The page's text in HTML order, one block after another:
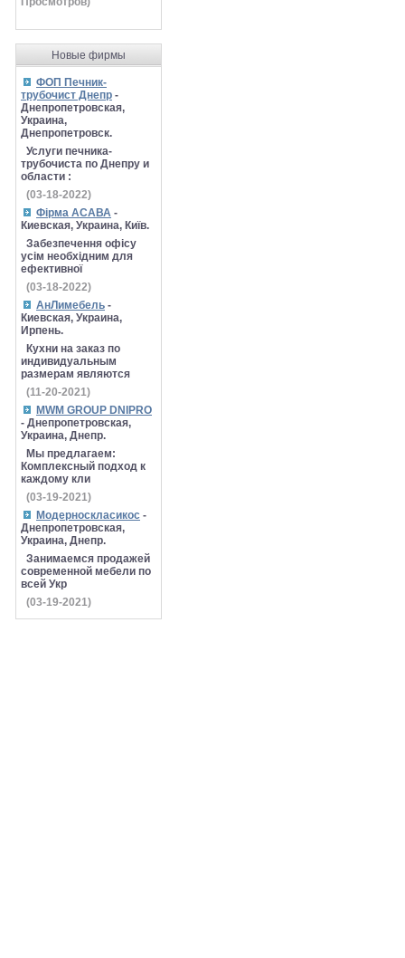
Новые фирмы
ФОП Печник-
трубочист Днепр -
Днепропетровская,
Украина,
Днепропетровск.
Услуги печника-
трубочиста по Днепру и
области :
(03-18-2022)
Фірма АСАВА -
Киевская, Украина, Київ.
Забезпечення офісу
усім необхідним для
ефективної
(03-18-2022)
АнЛимебель -
Киевская, Украина,
Ирпень.
Кухни на заказ по
индивидуальным
размерам являются
(11-20-2021)
MWM GROUP DNIPRO
- Днепропетровская,
Украина, Днепр.
Мы предлагаем:
Комплексный подход к
каждому кли
(03-19-2021)
Модерноскласикос -
Днепропетровская,
Украина, Днепр.
Занимаемся продажей
современной мебели по
всей Укр
(03-19-2021)